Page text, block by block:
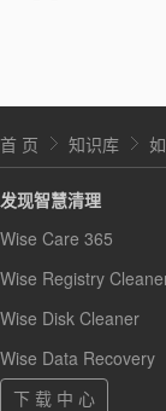
首 页 知识库
发现智慧清理
Wise Care 365
Wise Registry
Wise Disk Cleaner
Wise Data Recovery
下 载 中 心